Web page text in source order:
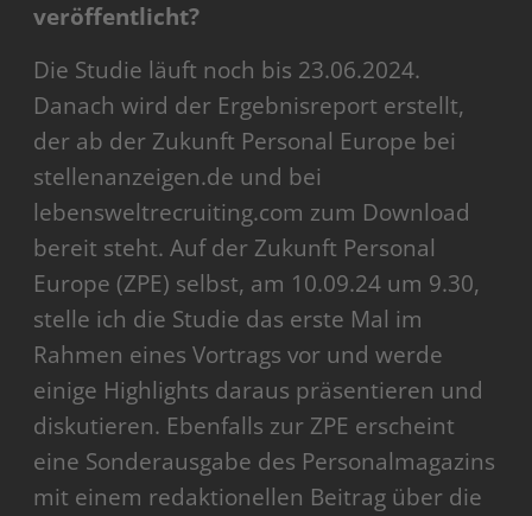
veröffentlicht?
Die Studie läuft noch bis 23.06.2024.
Danach wird der Ergebnisreport erstellt,
der ab der Zukunft Personal Europe bei
stellenanzeigen.de und bei
lebensweltrecruiting.com zum Download
bereit steht. Auf der Zukunft Personal
Europe (ZPE) selbst, am 10.09.24 um 9.30,
stelle ich die Studie das erste Mal im
Rahmen eines Vortrags vor und werde
einige Highlights daraus präsentieren und
diskutieren. Ebenfalls zur ZPE erscheint
eine Sonderausgabe des Personalmagazins
mit einem redaktionellen Beitrag über die